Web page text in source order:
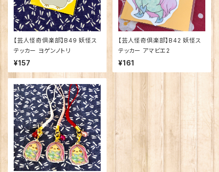
【芸人怪奇倶楽部】B49 妖怪ス
テッカー ヨゲンノトリ
¥157
【芸人怪奇倶楽部】B42 妖怪ス
テッカー アマビエ2
¥161